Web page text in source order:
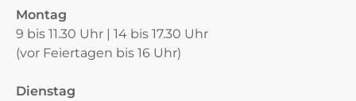
Montag
9 bis 11.30 Uhr | 14 bis 17.30 Uhr
(vor Feiertagen bis 16 Uhr)
Dienstag